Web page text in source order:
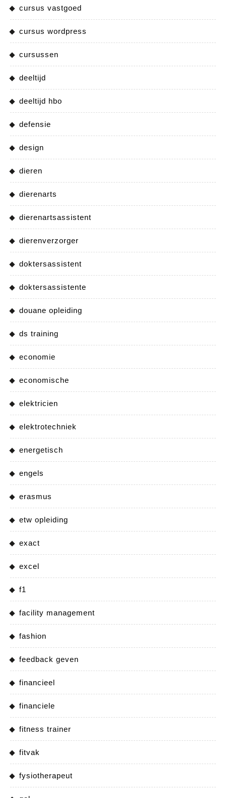
cursus vastgoed
cursus wordpress
cursussen
deeltijd
deeltijd hbo
defensie
design
dieren
dierenarts
dierenartsassistent
dierenverzorger
doktersassistent
doktersassistente
douane opleiding
ds training
economie
economische
elektricien
elektrotechniek
energetisch
engels
erasmus
etw opleiding
exact
excel
f1
facility management
fashion
feedback geven
financieel
financiele
fitness trainer
fitvak
fysiotherapeut